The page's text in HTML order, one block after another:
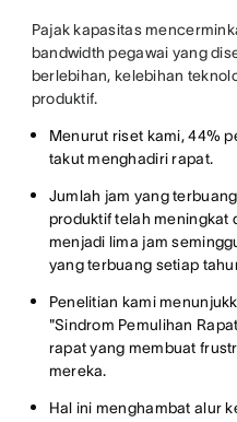
Pajak kapasitas
bandwidth pegawai yang
berlebihan, kelebihan
produktif.
Menurut riset kami, 44%
takut menghadiri rapat.
Jumlah jam yang
produktif telah meningkat
menjadi lima jam
yang terbuang setiap
Penelitian kami
"Sindrom Pemulihan
rapat yang membuat
mereka.
Hal ini menghambat alur